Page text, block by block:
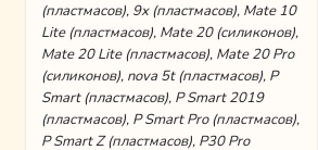
(пластмасов), 9x (пластмасов), Mate 10
Lite (пластмасов), Mate 20 (силиконов),
Mate 20 Lite (пластмасов), Mate 20 Pro
(силиконов), nova 5t (пластмасов), P
Smart (пластмасов), P Smart 2019
(пластмасов), P Smart Pro (пластмасов),
P Smart Z (пластмасов), P30 Pro